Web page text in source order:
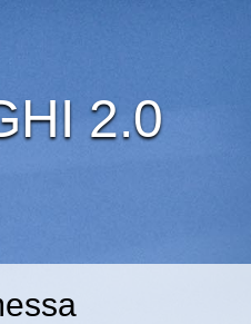
2.0